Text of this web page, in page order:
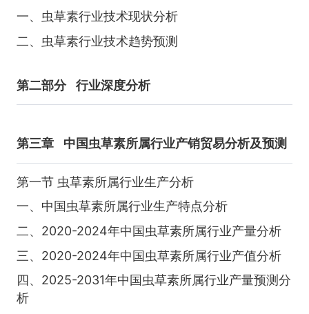
一、虫草素行业技术现状分析
二、虫草素行业技术趋势预测
第二部分 行业深度分析
第三章 中国虫草素所属行业产销贸易分析及预测
第一节 虫草素所属行业生产分析
一、中国虫草素所属行业生产特点分析
二、2020-2024年中国虫草素所属行业产量分析
三、2020-2024年中国虫草素所属行业产值分析
四、2025-2031年中国虫草素所属行业产量预测分
析